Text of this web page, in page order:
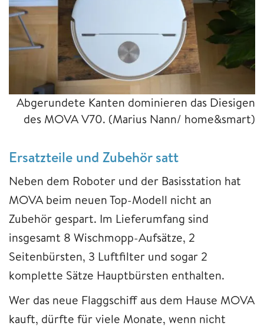
Abgerundete Kanten dominieren das Diesigen
des MOVA V70. (Marius Nann/ home&smart)
Ersatzteile und Zubehör satt
Neben dem Roboter und der Basisstation hat
MOVA beim neuen Top-Modell nicht an
Zubehör gespart. Im Lieferumfang sind
insgesamt 8 Wischmopp-Aufsätze, 2
Seitenbürsten, 3 Luftfilter und sogar 2
komplette Sätze Hauptbürsten enthalten.
Wer das neue Flaggschiff aus dem Hause MOVA
kauft, dürfte für viele Monate, wenn nicht